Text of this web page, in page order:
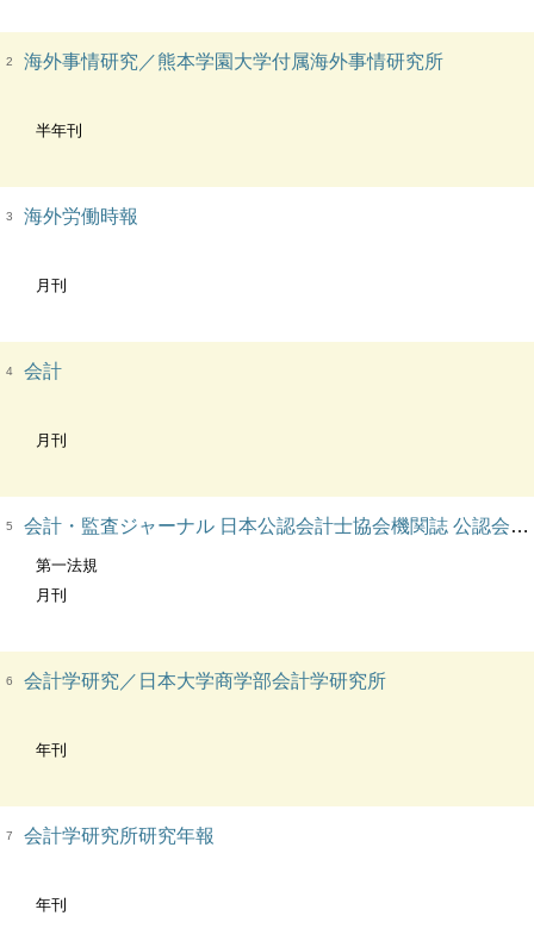
2 海外事情研究／熊本学園大学付属海外事情研究所
半年刊
3 海外労働時報
月刊
4 会計
月刊
5 会計・監査ジャーナル 日本公認会計士協会機関誌 公認会計士と企業・法人を結ぶ情報誌 OH:Accounting & audit journal
第一法規
月刊
6 会計学研究／日本大学商学部会計学研究所
年刊
7 会計学研究所研究年報
年刊